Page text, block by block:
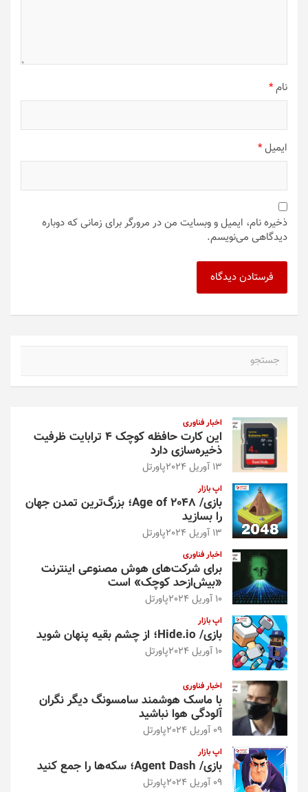
نام*
ایمیل*
ذخیره نام، ایمیل و وبسایت من در مرورگر برای زمانی که دوباره
دیدگاهی می‌نویسم.
اخبار فناوری
این کارت حافظه کوچک ۴ ترابایت ظرفیت
ذخیره‌سازی دارد
13 آوریل 2024 پاورتل
اپ بازار
بازی/ Age of 2048؛ بزرگ‌ترین تمدن جهان
را بسازید
13 آوریل 2024 پاورتل
اخبار فناوری
برای شرکت‌های هوش مصنوعی اینترنت
«بیش‌از‌حد کوچک» است
10 آوریل 2024 پاورتل
اپ بازار
بازی/ Hide.io؛ از چشم بقیه پنهان شوید
10 آوریل 2024 پاورتل
اخبار فناوری
با ماسک هوشمند سامسونگ دیگر نگران
آلودگی هوا نباشید
09 آوریل 2024 پاورتل
اپ بازار
بازی/ Agent Dash؛ سکه‌ها را جمع کنید
09 آوریل 2024 پاورتل